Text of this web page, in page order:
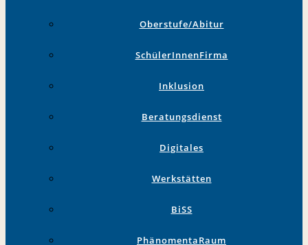
Oberstufe/Abitur
SchülerInnenFirma
Inklusion
Beratungsdienst
Digitales
Werkstätten
BiSS
PhänomentaRaum